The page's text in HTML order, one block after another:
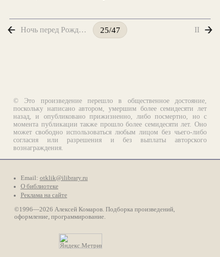
Ночь перед Рождеством 25/47 II
© Это произведение перешло в общественное достояние,
поскольку написано автором, умершим более семидесяти лет
назад, и опубликовано прижизненно, либо посмертно, но с
момента публикации также прошло более семидесяти лет. Оно
может свободно использоваться любым лицом без чьего-либо
согласия или разрешения и без выплаты авторского
вознаграждения.
Email: otklik@ilibrary.ru
О библиотеке
Реклама на сайте
©1996—2026 Алексей Комаров. Подборка произведений,
оформление, программирование.